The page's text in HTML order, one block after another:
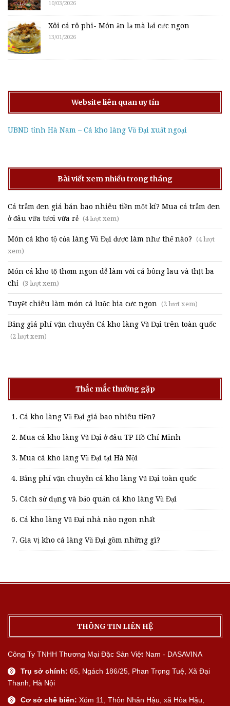
10/03/2026
Xôi cá rô phi- Món ăn lạ mà lại cực ngon
13/01/2026
Website liên quan uy tín
UBND tỉnh Hà Nam – Cá kho làng Vũ Đại xuất ngoại
Bài viết xem nhiều trong tháng
Cá trắm đen giá bán bao nhiêu tiền một kí? Mua cá trắm đen
ở đâu vừa tươi vừa rẻ (4 lượt xem)
Món cá kho tộ của làng Vũ Đại được làm như thế nào? (4 lượt
xem)
Món cá kho tộ thơm ngon dễ làm với cá bông lau và thịt ba
chỉ (3 lượt xem)
Tuyệt chiêu làm món cá luộc bia cực ngon (2 lượt xem)
Bảng giá phí vận chuyển Cá kho làng Vũ Đại trên toàn quốc
(2 lượt xem)
Thắc mắc thường gặp
Cá kho làng Vũ Đại giá bao nhiêu tiền?
Mua cá kho làng Vũ Đại ở đâu TP Hồ Chí Minh
Mua cá kho làng Vũ Đại tại Hà Nội
Bảng phí vận chuyển cá kho làng Vũ Đại toàn quốc
Cách sử dụng và bảo quản cá kho làng Vũ Đại
Cá kho làng Vũ Đại nhà nào ngon nhất
Gia vị kho cá làng Vũ Đại gồm những gì?
THÔNG TIN LIÊN HỆ
Công Ty TNHH Thương Mại Đặc Sản Việt Nam - DASAVINA
Trụ sở chính: 65, Ngách 186/25, Phan Trọng Tuệ, Xã Đại
Thanh, Hà Nội
Cơ sở chế biến: Xóm 11, Thôn Nhân Hậu, xã Hòa Hậu,